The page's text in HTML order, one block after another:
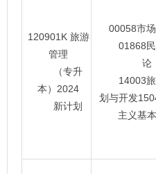
120901K 旅游
管理
（专升
本）2024
新计划
00058市
01868民
论
14003旅
划与开发
主义基